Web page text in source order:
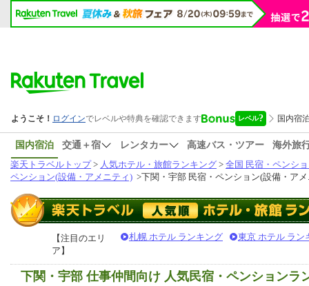
国内宿泊 交通＋宿 レンタカー 高速バス・ツアー
海外旅
楽天トラベルトップ> 人気ホテル・旅館ランキング > 全国 民宿・ペンシ
ペンション(設備・アメニティ) >下関・宇部 民宿・ペンション(設備・ア
【注目のエリ
ア】
札幌 ホテル ランキング 東京 ホテル ラン
下関・宇部 仕事仲間向け 人気民宿・ペンション